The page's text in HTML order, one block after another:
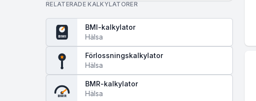
RELATERADE KALKYLATORER
BMI
BMI-kalkylator
Hälsa
Förlossningskalkylator
Hälsa
BMR
BMR-kalkylator
Hälsa